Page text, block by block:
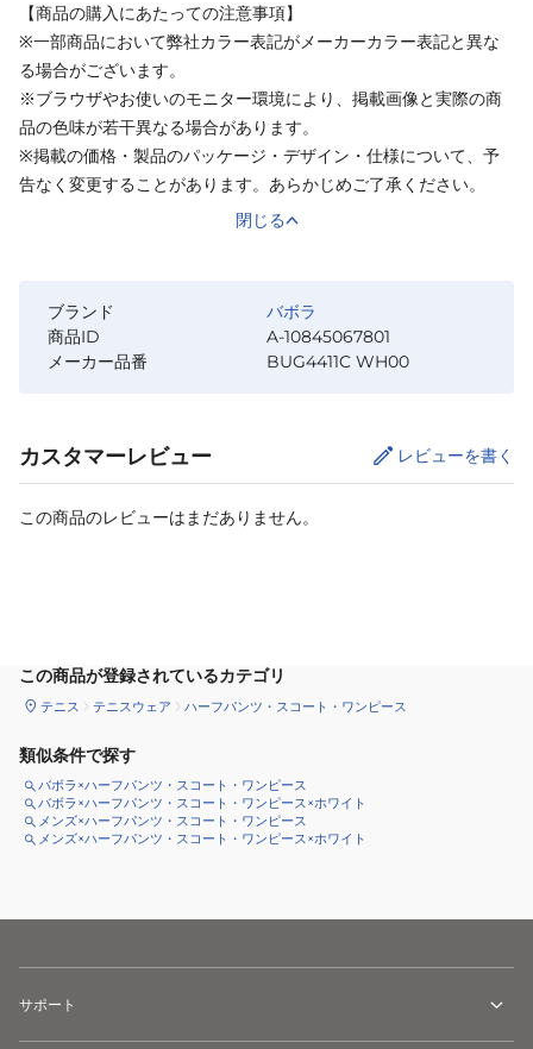
【商品の購入にあたっての注意事項】
※一部商品において弊社カラー表記がメーカーカラー表記と異な
る場合がございます。
※ブラウザやお使いのモニター環境により、掲載画像と実際の商
品の色味が若干異なる場合があります。
※掲載の価格・製品のパッケージ・デザイン・仕様について、予
告なく変更することがあります。あらかじめご了承ください。
閉じる
ブランド
バボラ
商品ID
A-10845067801
メーカー品番
BUG4411C WH00
カスタマーレビュー レビューを書く
この商品のレビューはまだありません。
この商品が登録されているカテゴリ
テニス テニスウェア ハーフパンツ・スコート・ワンピース
類似条件で探す
バボラ×ハーフパンツ・スコート・ワンピース
バボラ×ハーフパンツ・スコート・ワンピース×ホワイト
メンズ×ハーフパンツ・スコート・ワンピース
メンズ×ハーフパンツ・スコート・ワンピース×ホワイト
サポート